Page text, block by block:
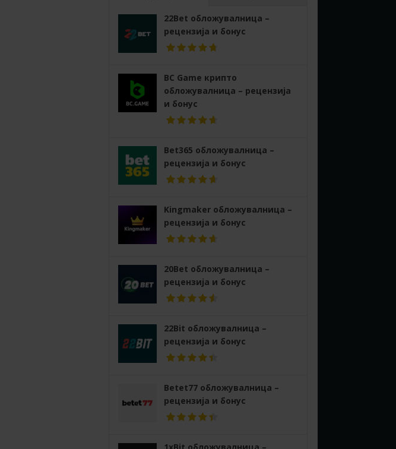
22Bet обложувалница –
рецензија и бонус
BC Game крипто
обложувалница – рецензија
и бонус
Bet365 обложувалница –
рецензија и бонус
Kingmaker обложувалница –
рецензија и бонус
20Bet обложувалница –
рецензија и бонус
22Bit обложувалница –
рецензија и бонус
Betet77 обложувалница –
рецензија и бонус